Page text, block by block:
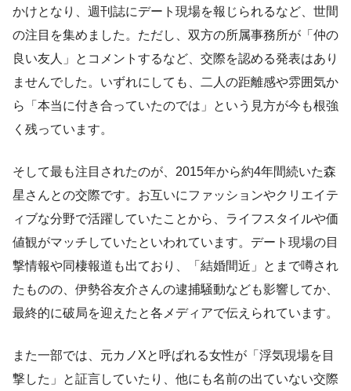
かけとなり、週刊誌にデート現場を報じられるなど、世間
の注目を集めました。ただし、双方の所属事務所が「仲の
良い友人」とコメントするなど、交際を認める発表はあり
ませんでした。いずれにしても、二人の距離感や雰囲気か
ら「本当に付き合っていたのでは」という見方が今も根強
く残っています。
そして最も注目されたのが、2015年から約4年間続いた森
星さんとの交際です。お互いにファッションやクリエイテ
ィブな分野で活躍していたことから、ライフスタイルや価
値観がマッチしていたといわれています。デート現場の目
撃情報や同棲報道も出ており、「結婚間近」とまで噂され
たものの、伊勢谷友介さんの逮捕騒動なども影響してか、
最終的に破局を迎えたと各メディアで伝えられています。
また一部では、元カノXと呼ばれる女性が「浮気現場を目
撃した」と証言していたり、他にも名前の出ていない交際